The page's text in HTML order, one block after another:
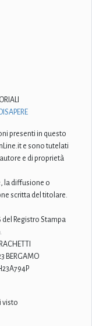
presenti in questo
e sono tutelati
e di proprietà
la diffusione o
scritta del titolare.
del Registro Stampa
BERGAMO
visto